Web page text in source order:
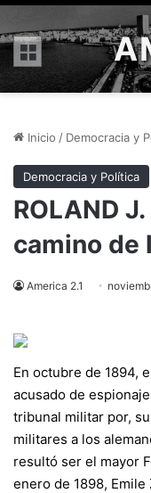
Menú
Inicio / Democracia y
Democracia y Política
ROLAND
camino de
America 2.1
En octubre de 1894,
acusado de
tribunal militar por,
militares a los
resultó ser el mayor
enero de 1898,